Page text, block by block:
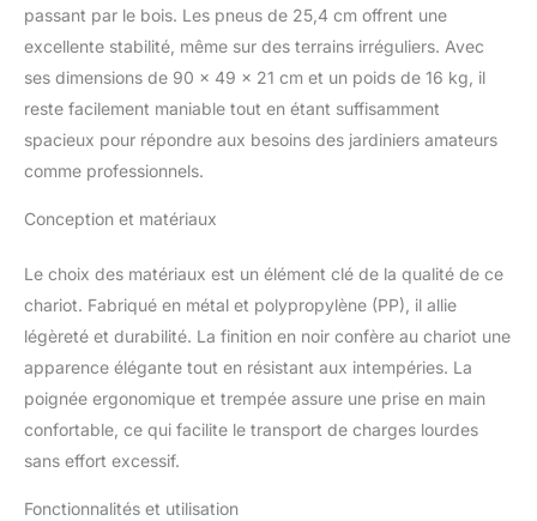
de jardin est capable de
s'adapter à une large
gamme de conditions
routières telles que
l'herbe, la neige et la
boue. Poignée rotative à
selon vos besoins,
flexible, il répond au
design ergonomique, et il
est très confortable de
contrôler le chariot lors
de l'utilisation. Durable et
durable : le chariot de
passant par le bois. Les pneus de 25,4 cm offrent une
excellente stabilité, même sur des terrains irréguliers. Avec
ses dimensions de 90 x 49 x 21 cm et un poids de 16 kg, il
reste facilement maniable tout en étant suffisamment
spacieux pour répondre aux besoins des jardiniers amateurs
comme professionnels.
Conception et matériaux
Le choix des matériaux est un élément clé de la qualité de ce
chariot. Fabriqué en métal et polypropylène (PP), il allie
légèreté et durabilité. La finition en noir confère au chariot une
apparence élégante tout en résistant aux intempéries. La
poignée ergonomique et trempée assure une prise en main
confortable, ce qui facilite le transport de charges lourdes
sans effort excessif.
Fonctionnalités et utilisation